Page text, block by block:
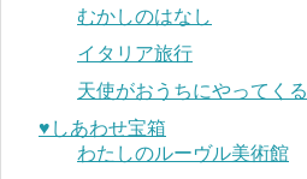
むかしのはなし
イタリア旅行
天使がおうちにやってくる
♥︎しあわせ宝箱
わたしのルーヴル美術館